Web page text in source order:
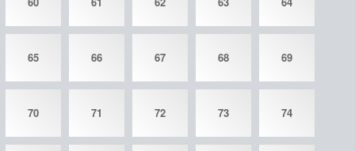
65 66 67 68 69
70 71 72 73 74